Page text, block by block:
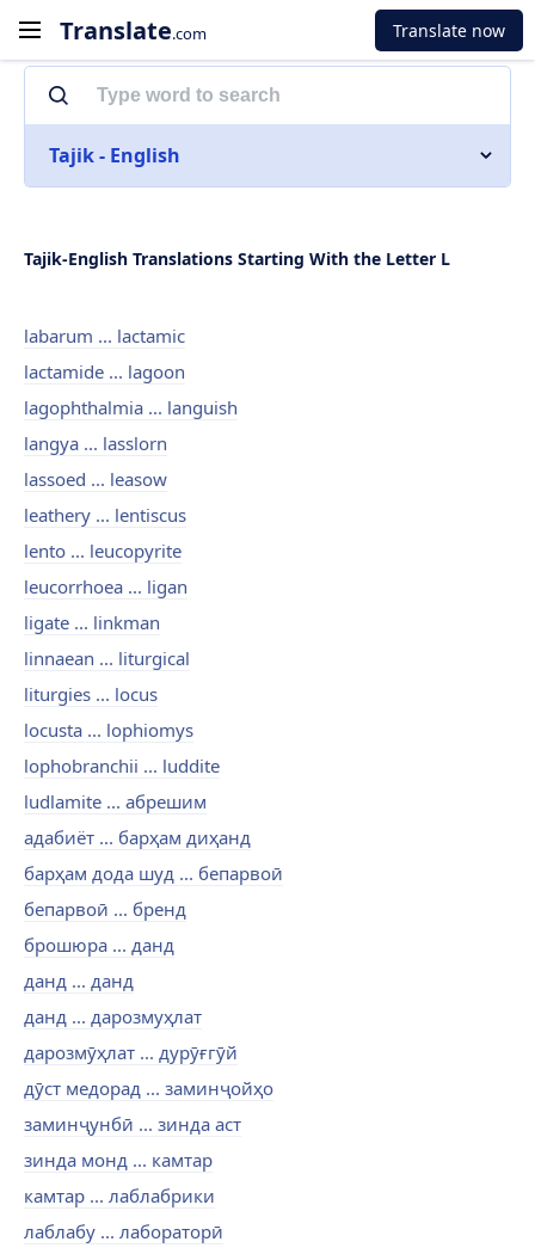
Translate.com Translate now
Tajik - English
Tajik-English Translations Starting With the Letter L
labarum ... lactamic
lactamide ... lagoon
lagophthalmia ... languish
langya ... lasslorn
lassoed ... leasow
leathery ... lentiscus
lento ... leucopyrite
leucorrhoea ... ligan
ligate ... linkman
linnaean ... liturgical
liturgies ... locus
locusta ... lophiomys
lophobranchii ... luddite
ludlamite ... абрешим
адабиёт ... барҳам диҳанд
барҳам дода шуд ... бепарвоӣ
бепарвоӣ ... бренд
брошюра ... данд
данд ... данд
данд ... дарозмуҳлат
дарозмӯҳлат ... дурӯғгӯй
дӯст медорад ... заминҷойҳо
заминҷунбӣ ... зинда аст
зинда монд ... камтар
камтар ... лаблабрики
лаблабу ... лабораторӣ